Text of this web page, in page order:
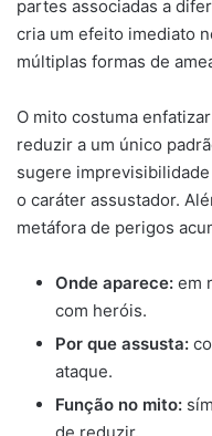
partes associadas a
cria um efeito imediato
múltiplas formas de
O mito costuma
reduzir a um único
sugere
o caráter assustador.
metáfora de perigos
Onde aparece: em
com heróis.
Por que assusta:
ataque.
Função no mito: